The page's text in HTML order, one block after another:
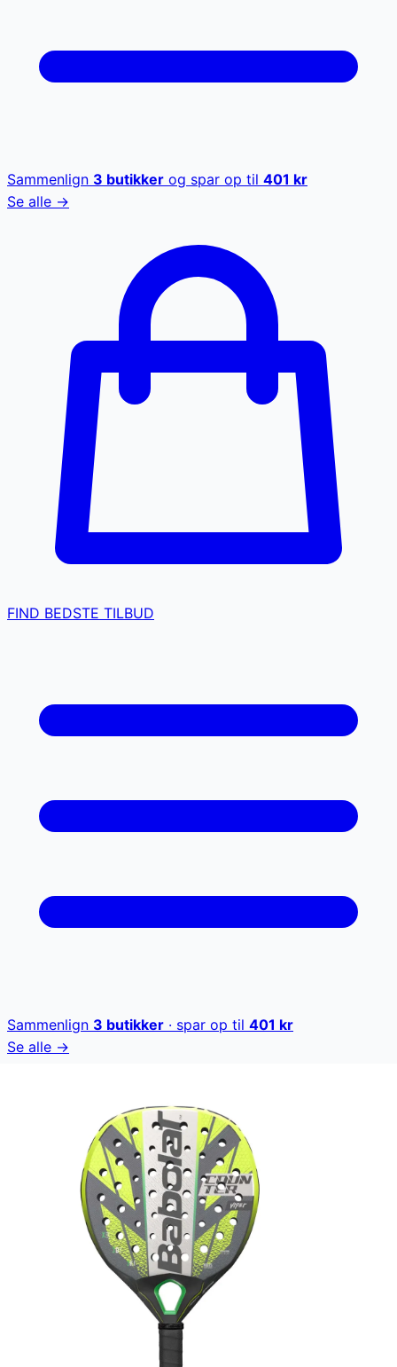
Sammenlign 3 butikker og spar op til 401 kr
Se alle →
FIND BEDSTE TILBUD
Sammenlign 3 butikker · spar op til 401 kr
Se alle →
defensive spiller, der søger præcis kontrol og alsidighed.
Med et iøjnefaldende design og avancerede materialer,
leverer dette bat optimal slagkraft uden at gå på
kompromis med præcision. Perfekt til spillere, der
ønsker at dominere på banen med stabilitet og finesse.
Babolat Counter Viper 2023 koster lige nu 1.099 kr. Den
laveste pris, der nogensinde er registreret. Vores
prishistorik bygger på 101 prisobservationer, hvor prisen
har bevæget sig mellem 1.099 kr (01. marts 2026) og
1.099 kr (01. marts 2026).
Den billigste pris lige nu er